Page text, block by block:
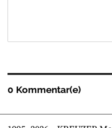
0 Kommentar(e)